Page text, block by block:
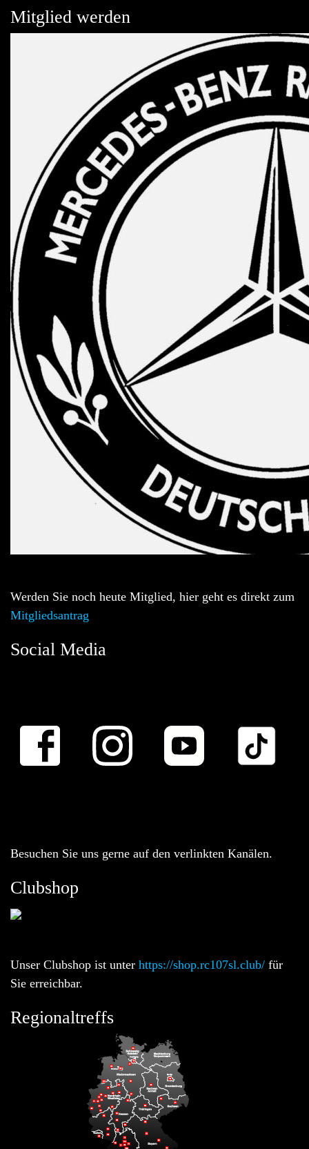
Mitglied werden
Werden Sie noch heute Mitglied, hier geht es direkt zum
Mitgliedsantrag
Social Media
Besuchen Sie uns gerne auf den verlinkten Kanälen.
Clubshop
Unser Clubshop ist unter https://shop.rc107sl.club/ für
Sie erreichbar.
Regionaltreffs